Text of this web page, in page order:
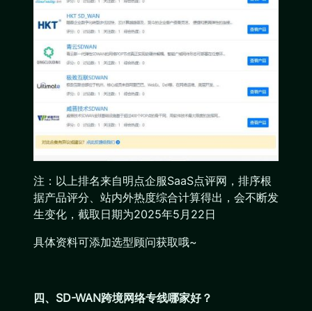
注：以上排名来自明点企服SaaS点评网，排序根
据产品评分、站内外热度综合计算得出，会不断发
生变化，截取日期为2025年5月22日
具体资料可添加选型顾问获取哦~
四、 SD-WAN跨境网络专线哪家好？